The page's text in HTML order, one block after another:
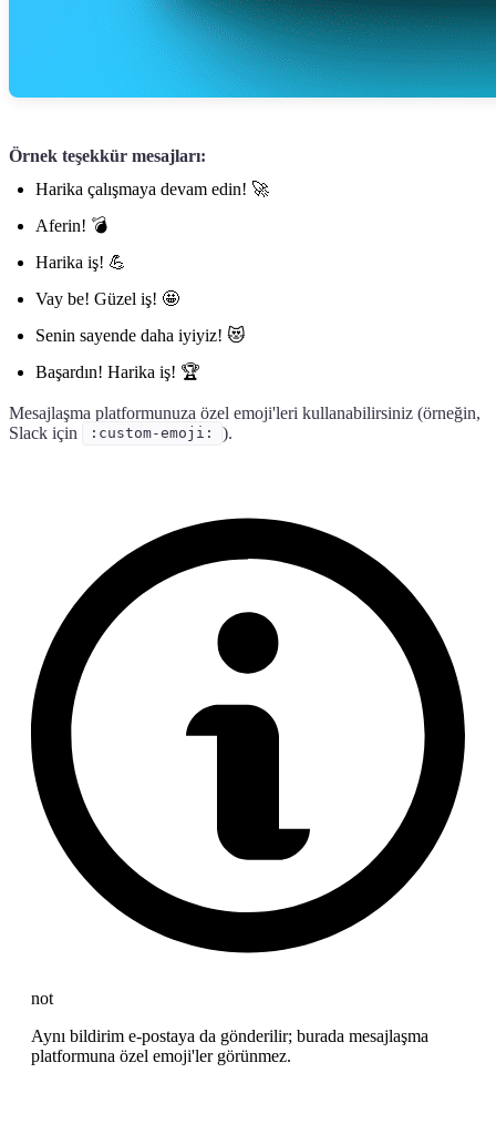
Örnek teşekkür mesajları:
Harika çalışmaya devam edin! 🚀
Aferin! 💣
Harika iş! 💪
Vay be! Güzel iş! 🤩
Senin sayende daha iyiyiz! 😻
Başardın! Harika iş! 🏆
Mesajlaşma platformunuza özel emoji'leri kullanabilirsiniz (örneğin,
Slack için
:custom-emoji: ).
not
Aynı bildirim e-postaya da gönderilir; burada mesajlaşma
platformuna özel emoji'ler görünmez.